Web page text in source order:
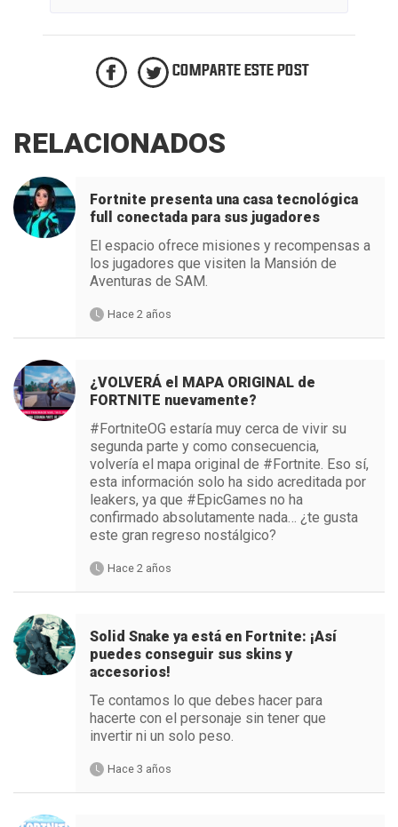
COMPARTE ESTE POST
RELACIONADOS
Fortnite presenta una casa tecnológica
full conectada para sus jugadores
El espacio ofrece misiones y recompensas a
los jugadores que visiten la Mansión de
Aventuras de SAM.
Hace 2 años
¿VOLVERÁ el MAPA ORIGINAL de
FORTNITE nuevamente?
#FortniteOG estaría muy cerca de vivir su
segunda parte y como consecuencia,
volvería el mapa original de #Fortnite. Eso sí,
esta información solo ha sido acreditada por
leakers, ya que #EpicGames no ha
confirmado absolutamente nada… ¿te gusta
este gran regreso nostálgico?
Hace 2 años
Solid Snake ya está en Fortnite: ¡Así
puedes conseguir sus skins y
accesorios!
Te contamos lo que debes hacer para
hacerte con el personaje sin tener que
invertir ni un solo peso.
Hace 3 años